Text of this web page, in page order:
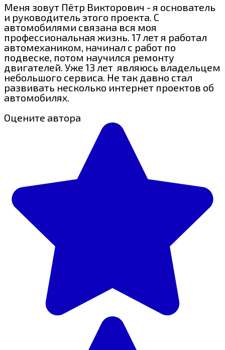
Меня зовут Пётр Викторович - я основатель
и руководитель этого проекта. С
автомобилями связана вся моя
профессиональная жизнь. 17 лет я работал
автомехаником, начинал с работ по
подвеске, потом научился ремонту
двигателей. Уже 13 лет являюсь владельцем
небольшого сервиса. Не так давно стал
развивать несколько интернет проектов об
автомобилях.
Оцените автора